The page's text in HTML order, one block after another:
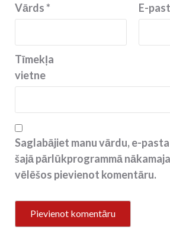
Vārds* E-
Tīmekļa
vietne
Saglabājiet manu vārdu, e-
šajā pārlūkprogrammā
vēlēšos pievienot komentāru.